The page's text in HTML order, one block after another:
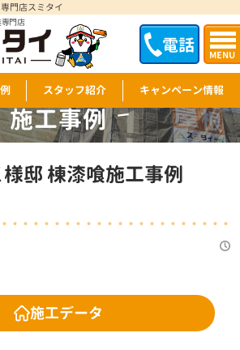
電話 MENU
門店スミタイ
門店
スタッフ紹介 キャンペーン情報
施工事例
WORKS
邸 棟漆喰施工事例
施工データ